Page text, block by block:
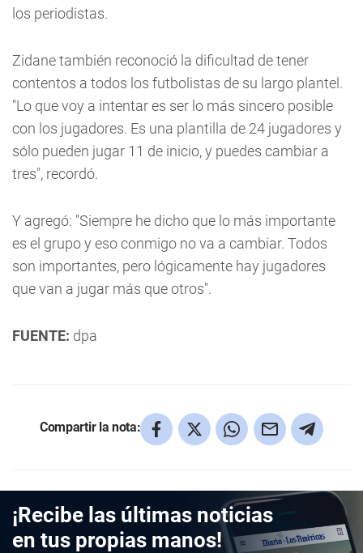
los periodistas.
Zidane también reconoció la dificultad de tener
contentos a todos los futbolistas de su largo plantel.
"Lo que voy a intentar es ser lo más sincero posible
con los jugadores. Es una plantilla de 24 jugadores y
sólo pueden jugar 11 de inicio, y puedes cambiar a
tres", recordó.
Y agregó: "Siempre he dicho que lo más importante
es el grupo y eso conmigo no va a cambiar. Todos
son importantes, pero lógicamente hay jugadores
que van a jugar más que otros".
FUENTE: dpa
Compartir la nota:
¡Recibe las últimas noticias
en tus propias manos!